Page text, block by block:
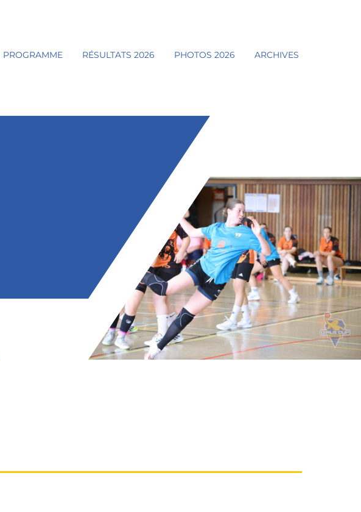
PROGRAMME RÉSULTATS 2026 PHOTOS 2026 ARCHIVES